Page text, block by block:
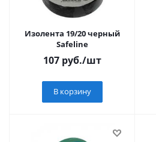
Изолента 19/20 черный
Safeline
107 руб./шт
В корзину